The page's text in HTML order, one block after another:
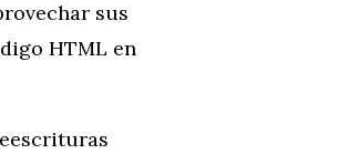
sus
HTML en